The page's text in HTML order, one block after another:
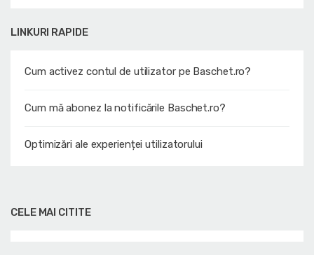
LINKURI RAPIDE
Cum activez contul de utilizator pe Baschet.ro?
Cum mă abonez la notificările Baschet.ro?
Optimizări ale experienței utilizatorului
CELE MAI CITITE